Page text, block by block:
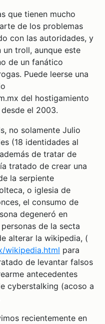
que tienen mucho
de los problemas
con las autoridades, y
troll, aunque este
de un fanático
Puede leerse una
del hostigamiento
el 2003.
no solamente Julio
(18 identidades al
de tratar de
tratado de crear una
la serpiente
o iglesia de
el consumo de
degeneró en
de la secta
alterar la wikipedia, (
wikipedia.html para
de levantar falsos
antecedentes
cyberstalking (acoso a
recientemente en